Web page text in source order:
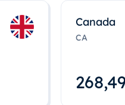
Canada
CA